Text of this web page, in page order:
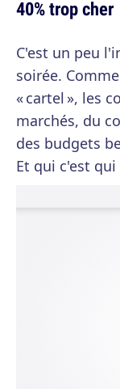
40% trop cher
C'est un peu
soirée.
« cartel », les
marchés, du
des budgets
Et qui c'est qui